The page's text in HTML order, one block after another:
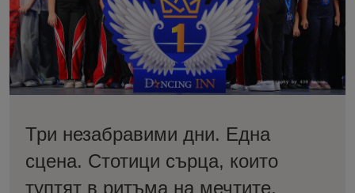
сцената събира талантливи изпълнители от
различни държави, обединени от любовта към
танца и желанието да споделят своето изкуство.
Към момента Dancing INN остава единственото
танцово събитие в България, което привлича
толкова значимо международно участие ,
Три незабравими дни. Една
сцена. Стотици сърца, които
туптят в ритъма на мечтите.